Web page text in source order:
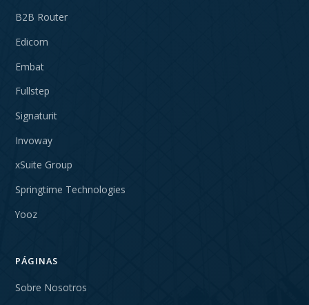
B2B Router
Edicom
Embat
Fullstep
Signaturit
Invoway
xSuite Group
Springtime Technologies
Yooz
PÁGINAS
Sobre Nosotros